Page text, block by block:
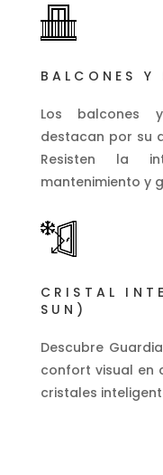
BALCONES Y
Los balcones
destacan por su
Resisten la
mantenimiento y
CRISTAL
SUN)
Descubre
confort visual en
cristales